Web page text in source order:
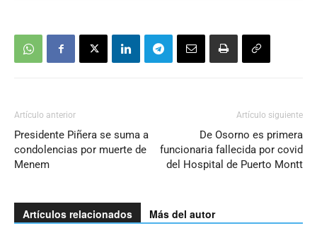
Artículo anterior
Presidente Piñera se suma a
condolencias por muerte de
Menem
Artículo siguiente
De Osorno es primera
funcionaria fallecida por covid
del Hospital de Puerto Montt
Artículos relacionados Más del autor